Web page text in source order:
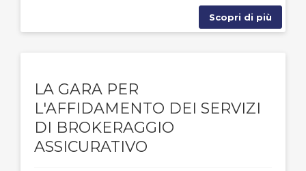
Scopri di più
LA GARA PER
L'AFFIDAMENTO DEI SERVIZI
DI BROKERAGGIO
ASSICURATIVO